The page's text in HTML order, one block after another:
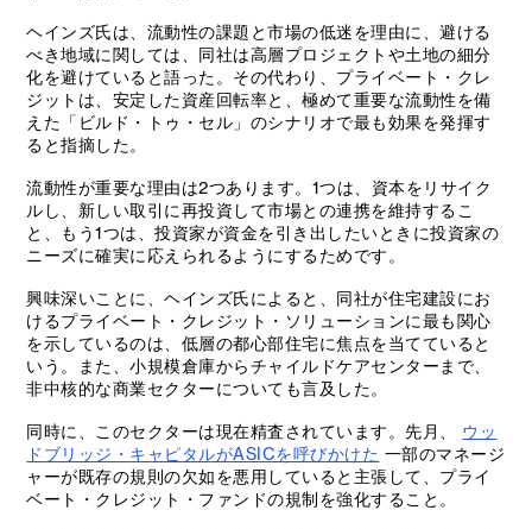
ヘインズ氏は、流動性の課題と市場の低迷を理由に、避ける
べき地域に関しては、同社は高層プロジェクトや土地の細分
化を避けていると語った。その代わり、プライベート・クレ
ジットは、安定した資産回転率と、極めて重要な流動性を備
えた「ビルド・トゥ・セル」のシナリオで最も効果を発揮す
ると指摘した。
流動性が重要な理由は2つあります。1つは、資本をリサイク
ルし、新しい取引に再投資して市場との連携を維持するこ
と、もう1つは、投資家が資金を引き出したいときに投資家の
ニーズに確実に応えられるようにするためです。
興味深いことに、ヘインズ氏によると、同社が住宅建設にお
けるプライベート・クレジット・ソリューションに最も関心
を示しているのは、低層の都心部住宅に焦点を当てていると
いう。また、小規模倉庫からチャイルドケアセンターまで、
非中核的な商業セクターについても言及した。
同時に、このセクターは現在精査されています。先月、 ウッ
ドブリッジ・キャピタルがASICを呼びかけた 一部のマネージ
ャーが既存の規則の欠如を悪用していると主張して、プライ
ベート・クレジット・ファンドの規制を強化すること。